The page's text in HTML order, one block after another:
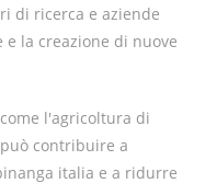
di ricerca e aziende
la creazione di nuove
l'agricoltura di
contribuire a
italia e a ridurre